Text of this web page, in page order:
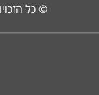
© כל